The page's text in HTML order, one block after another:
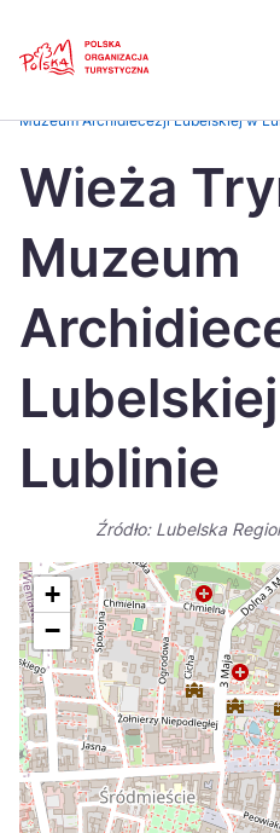
Česká
Dansk
Italiano
Nederlands
Português
Zamknij
Muzeum Archidiecezji Lubelskiej w
Wieża
Muzeum
Lublinie
Źródło: Lubelska
+
−